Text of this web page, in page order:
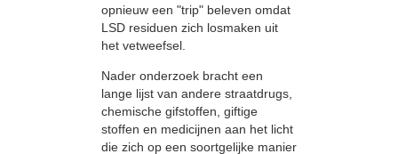
opnieuw een "trip" beleven omdat
LSD residuen zich losmaken uit
het vetweefsel.
Nader onderzoek bracht een
lange lijst van andere straatdrugs,
chemische gifstoffen, giftige
stoffen en medicijnen aan het licht
die zich op een soortgelijke manier